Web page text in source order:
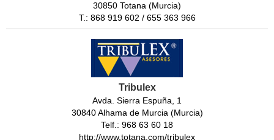
30850 Totana (Murcia)
T.: 868 919 602 / 655 363 966
Tribulex
Avda. Sierra Espuña, 1
30840 Alhama de Murcia (Murcia)
Telf.: 968 63 60 18
http://www.totana.com/tribulex